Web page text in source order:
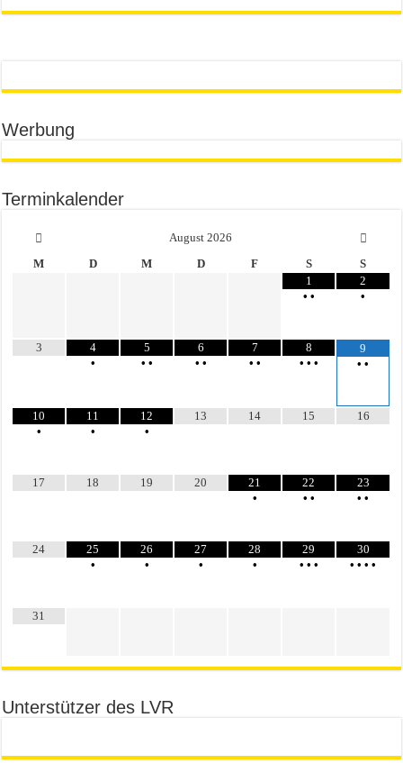
Werbung
Terminkalender
August 2026
M
D M D F S
S
1
• •
2
•
3
4
•
5
• •
6
• •
7
• •
8
• • •
9
••
10
•
11
•
12
•
13 14 15 16
17 18 19 20
21
•
22
• •
23
••
24
25
•
26
•
27
•
28
•
29
• • •
30
••••
31
Unterstützer des LVR